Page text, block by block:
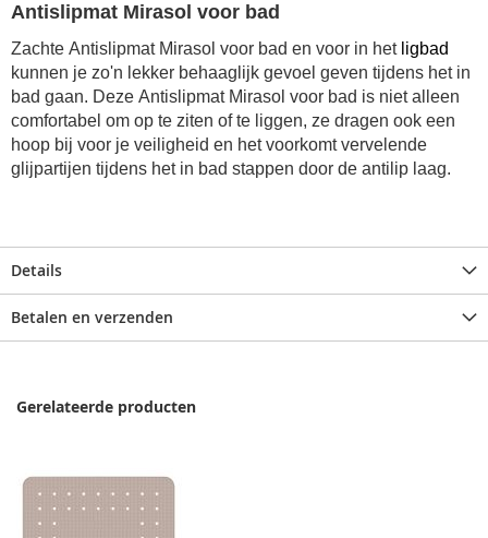
Antislipmat Mirasol voor bad
Zachte Antislipmat Mirasol voor bad en voor in het ligbad
kunnen je zo'n lekker behaaglijk gevoel geven tijdens het in
bad gaan. Deze Antislipmat Mirasol voor bad is niet alleen
comfortabel om op te ziten of te liggen, ze dragen ook een
hoop bij voor je veiligheid en het voorkomt vervelende
glijpartijen tijdens het in bad stappen door de antilip laag.
Details
Betalen en verzenden
Gerelateerde producten